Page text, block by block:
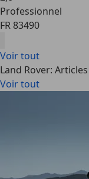
Professionnel
FR 83490
Voir tout
Land Rover:
Voir tout